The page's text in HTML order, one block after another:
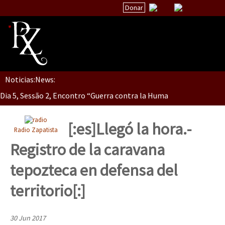
Donar
Inicio
Quiénes Somos
La palabra del EZLN
TEMAS
Chiapas
México
Latinoamérica
Noticias:News:
Dia 5, Sessão 2, Encontro “Guerra contra la Humanidad”
Dia 5, sessão 1, do Encontro “Guerra contra a Humanidade”(As
Dia 4 – Encontro “Guerra contra a Humanidade” (As populações
Radio Zapatista
[:es]Llegó la hora.-
Registro de la caravana
tepozteca en defensa del
territorio[:]
30 Jun 2017